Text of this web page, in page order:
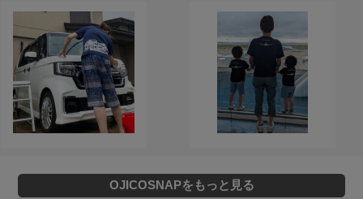
OJICOSNAPをもっと見る